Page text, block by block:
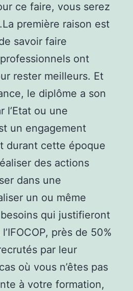
ce faire, vous serez
première raison est
savoir faire
ont
rester meilleurs. Et
le diplôme a son
l’Etat ou une
un engagement
durant cette époque
des actions
dans une
un ou même
qui justifieront
près de 50%
par leur
où vous n’êtes pas
à votre formation,